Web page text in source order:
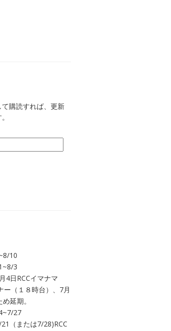
購読すれば、更新
10
3
4日RCCイマナマ
ー（１８時台）、7月
延期。
27
（または7/28)RCC